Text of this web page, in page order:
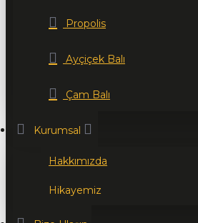
Propolis
Ayçiçek Balı
Çam Balı
Kurumsal
Hakkımızda
Hikayemiz